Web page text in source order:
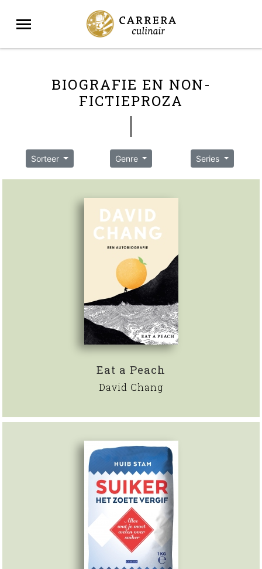
BIOGRAFIE EN NON-
FICTIEPROZA
Sorteer Genre Series
Eat a Peach
David Chang